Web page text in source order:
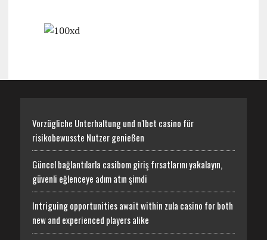
Vorzügliche Unterhaltung und n1bet casino für
risikobewusste Nutzer genießen
Güncel bağlantılarla casibom giriş fırsatlarını yakalayın,
güvenli eğlenceye adım atın şimdi
Intriguing opportunities await within zula casino for both
new and experienced players alike